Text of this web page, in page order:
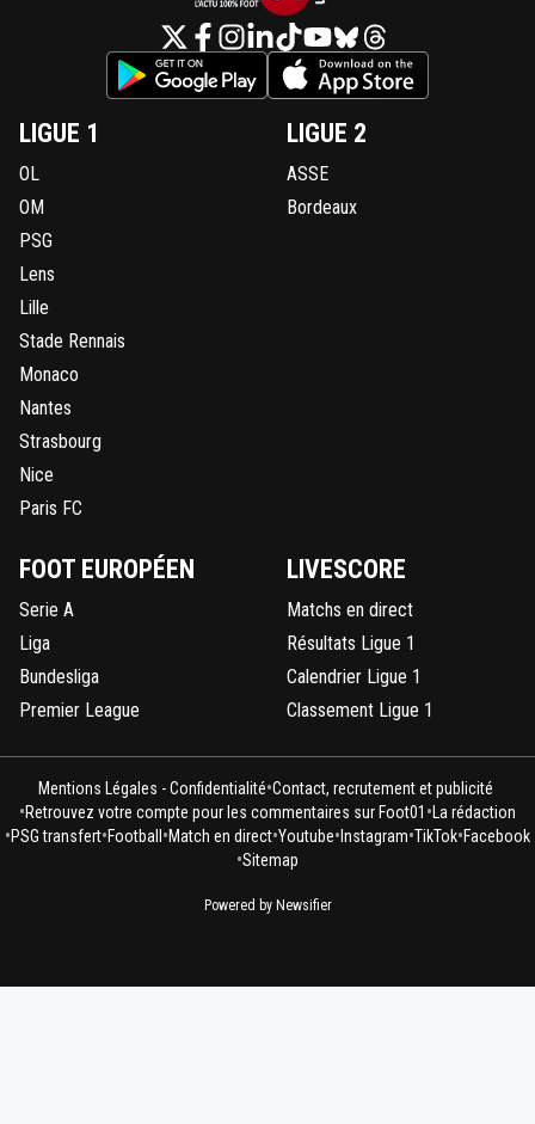
LIGUE 1
OL
OM
PSG
Lens
Lille
Stade Rennais
Monaco
Nantes
Strasbourg
Nice
Paris FC
LIGUE 2
ASSE
Bordeaux
FOOT EUROPÉEN
Serie A
Liga
Bundesliga
Premier League
LIVESCORE
Matchs en direct
Résultats Ligue 1
Calendrier Ligue 1
Classement Ligue 1
Mentions Légales - Confidentialité•Contact, recrutement et publicité
•Retrouvez votre compte pour les commentaires sur Foot01 • La rédaction
•PSG transfert•Football •Match en direct•Youtube• Instagram•TikTok•Facebook
•Sitemap
Powered by Newsifier